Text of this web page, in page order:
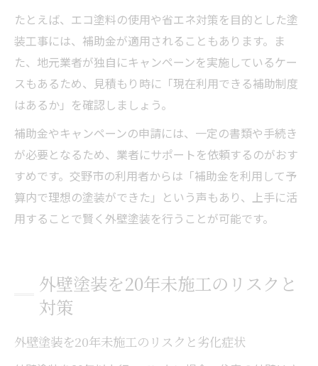
たとえば、エコ塗料の使用や省エネ対策を目的とした塗
装工事には、補助金が適用されることもあります。ま
た、地元業者が独自にキャンペーンを実施しているケー
スもあるため、見積もり時に「現在利用できる補助制度
はあるか」を確認しましょう。
補助金やキャンペーンの申請には、一定の書類や手続き
が必要となるため、業者にサポートを依頼するのがおす
すめです。交野市の利用者からは「補助金を利用して予
算内で理想の塗装ができた」という声もあり、上手に活
用することで賢く外壁塗装を行うことが可能です。
外壁塗装を20年未施工のリスクと
対策
外壁塗装を20年未施工のリスクと劣化症状